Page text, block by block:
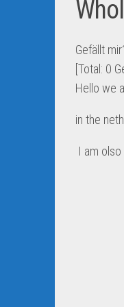
Gefällt
[Total: 0
Hello we
in the
I am